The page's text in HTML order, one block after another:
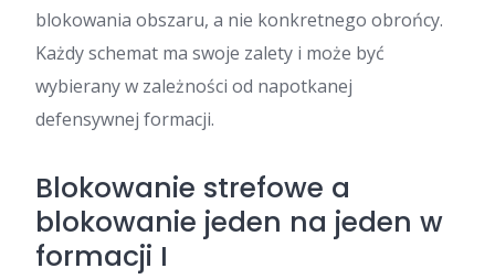
blokowania obszaru, a nie konkretnego obrońcy.
Każdy schemat ma swoje zalety i może być
wybierany w zależności od napotkanej
defensywnej formacji.
Blokowanie strefowe a
blokowanie jeden na jeden w
formacji I